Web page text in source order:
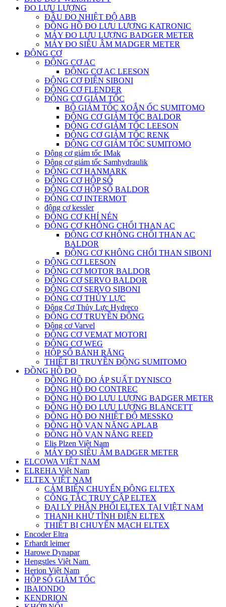
ĐO LƯU LƯỢNG
ĐẦU ĐO NHIỆT ĐỘ ABB
ĐỒNG HỒ ĐO LƯU LƯỢNG KATRONIC
MÁY ĐO LƯU LƯỢNG BADGER METER
MÁY ĐO SIÊU ÂM MADGER METER
ĐỘNG CƠ
ĐỘNG CƠ AC
ĐỘNG CƠ AC LEESON
ĐỘNG CƠ ĐIỆN SIBONI
ĐỘNG CƠ FLENDER
ĐỘNG CƠ GIẢM TỐC
BỘ GIẢM TỐC XOẮN ỐC SUMITOMO
ĐỘNG CƠ GIẢM TỐC BALDOR
ĐỘNG CƠ GIẢM TỐC LEESON
ĐỘNG CƠ GIẢM TỐC RENK
ĐỘNG CƠ GIẢM TỐC SUMITOMO
Động cơ giảm tốc IMak
Động cơ giảm tốc Samhydraulik
ĐỘNG CƠ HANMARK
ĐỘNG CƠ HỘP SỐ
ĐỘNG CƠ HỘP SỐ BALDOR
ĐỘNG CƠ INTERMOT
động cơ kessler
ĐỘNG CƠ KHÍ NÉN
ĐỘNG CƠ KHÔNG CHỔI THAN AC
ĐỘNG CƠ KHÔNG CHỔI THAN AC
BALDOR
ĐỘNG CƠ KHÔNG CHỔI THAN SIBONI
ĐỘNG CƠ LEESON
ĐỘNG CƠ MOTOR BALDOR
ĐỘNG CƠ SERVO BALDOR
ĐỘNG CƠ SERVO SIBONI
ĐỘNG CƠ THỦY LỰC
Động Cơ Thủy Lực Hydreco
ĐỘNG CƠ TRUYỀN ĐỘNG
Động cơ Varvel
ĐỘNG CƠ VEMAT MOTORI
ĐỘNG CƠ WEG
HỘP SỐ BÁNH RĂNG
THIẾT BỊ TRUYỀN ĐỘNG SUMITOMO
ĐỒNG HỒ ĐO
ĐỒNG HỒ ĐO ÁP SUẤT DYNISCO
ĐỒNG HỒ ĐO CONTREC
ĐỒNG HỒ ĐO LƯU LƯỢNG BADGER METER
ĐỒNG HỒ ĐO LƯU LƯỢNG BLANCETT
ĐỒNG HỒ ĐO NHIỆT ĐỘ MESSKO
ĐỒNG HỒ VẠN NĂNG APLAB
ĐỒNG HỒ VẠN NĂNG REED
Elis Plzen Việt Nam
MÁY ĐO SIÊU ÂM BADGER METER
ELCOWA VIỆT NAM
ELREHA Việt Nam
ELTEX VIỆT NAM
CẢM BIẾN CHUYỂN ĐỘNG ELTEX
CÔNG TẮC TRUY CẬP ELTEX
ĐẠI LÝ PHÂN PHỐI ELTEX TẠI VIỆT NAM
THANH KHỬ TĨNH ĐIỆN ELTEX
THIẾT BỊ CHUYỂN MẠCH ELTEX
Encoder Eltra
Erhardt leimer
Harowe Dynapar
Hengstles Việt Nam
Herion Việt Nam
HỘP SỐ GIẢM TỐC
IBAIONDO
KENDRION